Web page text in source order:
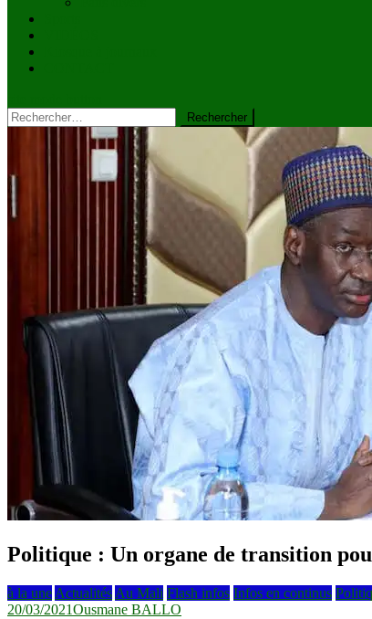
Rechercher :
Politique : Un organe de transition
à la une Actualités Au Mali Flash infos Infos en continus
20/03/2021Ousmane BALLO